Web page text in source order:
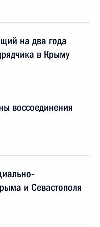
на два года
в Крыму
воссоединения
и Севастополя